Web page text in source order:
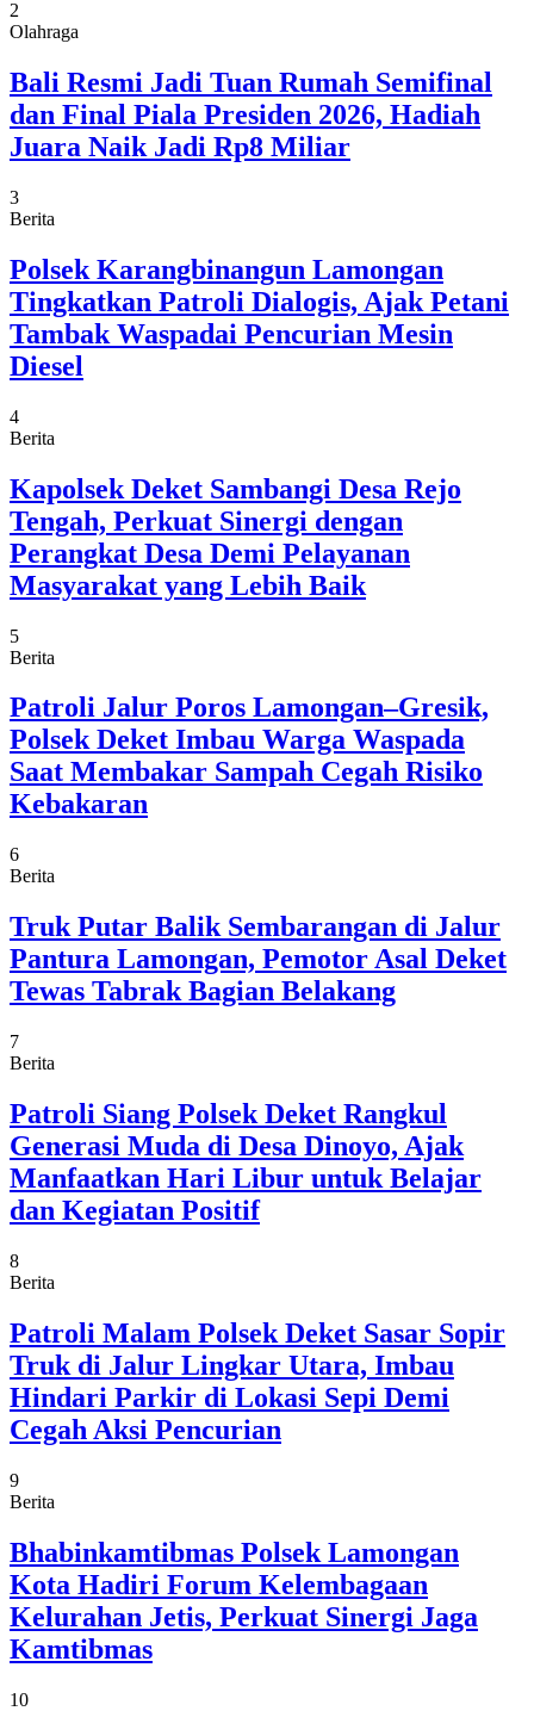
2
Olahraga
Bali Resmi Jadi Tuan Rumah Semifinal
dan Final Piala Presiden 2026, Hadiah
Juara Naik Jadi Rp8 Miliar
3
Berita
Polsek Karangbinangun Lamongan
Tingkatkan Patroli Dialogis, Ajak Petani
Tambak Waspadai Pencurian Mesin
Diesel
4
Berita
Kapolsek Deket Sambangi Desa Rejo
Tengah, Perkuat Sinergi dengan
Perangkat Desa Demi Pelayanan
Masyarakat yang Lebih Baik
5
Berita
Patroli Jalur Poros Lamongan–Gresik,
Polsek Deket Imbau Warga Waspada
Saat Membakar Sampah Cegah Risiko
Kebakaran
6
Berita
Truk Putar Balik Sembarangan di Jalur
Pantura Lamongan, Pemotor Asal Deket
Tewas Tabrak Bagian Belakang
7
Berita
Patroli Siang Polsek Deket Rangkul
Generasi Muda di Desa Dinoyo, Ajak
Manfaatkan Hari Libur untuk Belajar
dan Kegiatan Positif
8
Berita
Patroli Malam Polsek Deket Sasar Sopir
Truk di Jalur Lingkar Utara, Imbau
Hindari Parkir di Lokasi Sepi Demi
Cegah Aksi Pencurian
9
Berita
Bhabinkamtibmas Polsek Lamongan
Kota Hadiri Forum Kelembagaan
Kelurahan Jetis, Perkuat Sinergi Jaga
Kamtibmas
10